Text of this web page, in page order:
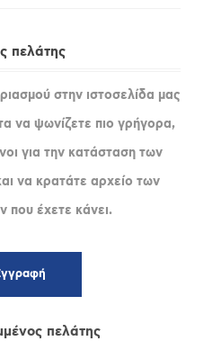
πελάτης
στην ιστοσελίδα μας
να ψωνίζετε πιο γρήγορα,
για την κατάσταση των
να κρατάτε αρχείο των
που έχετε κάνει.
πελάτης